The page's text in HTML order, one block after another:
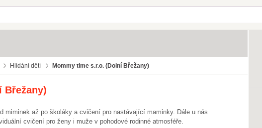
Hlídání dětí Mommy time s.r.o. (Dolní Břežany)
Břežany)
miminek až po školáky a cvičení pro nastávající maminky. Dále u nás
cvičení pro ženy i muže v pohodové rodinné atmosféře.